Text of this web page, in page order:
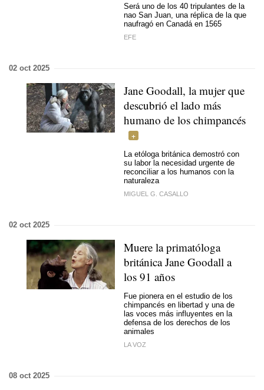
Será uno de los 40 tripulantes de la
nao San Juan, una réplica de la que
naufragó en Canadá en 1565
EFE
02 oct 2025
Jane Goodall, la mujer que
descubrió el lado más
humano de los chimpancés
La etóloga británica demostró con
su labor la necesidad urgente de
reconciliar a los humanos con la
naturaleza
MIGUEL G. CASALLO
02 oct 2025
Muere la primatóloga
británica Jane Goodall a
los 91 años
Fue pionera en el estudio de los
chimpancés en libertad y una de
las voces más influyentes en la
defensa de los derechos de los
animales
LA VOZ
08 oct 2025